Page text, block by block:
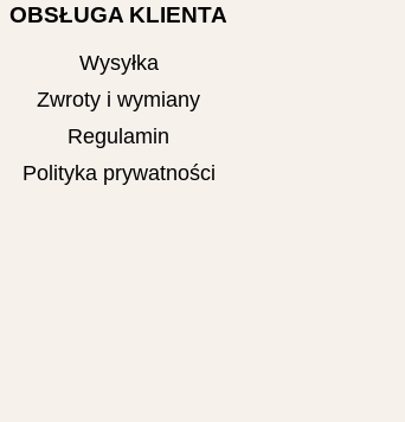
OBSŁUGA KLIENTA
Wysyłka
Zwroty i wymiany
Regulamin
Polityka prywatności